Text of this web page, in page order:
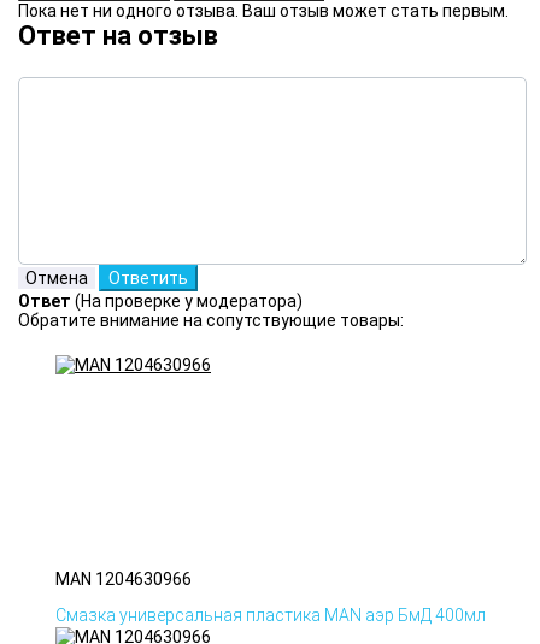
Пока нет ни одного отзыва. Ваш отзыв может стать первым.
Ответ на отзыв
Ответ (На проверке у модератора)
Обратите внимание на сопутствующие товары:
MAN 1204630966
Смазка универсальная пластика MAN аэр БмД 400мл